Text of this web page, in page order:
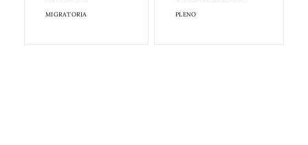
MIGRATORIA PLENO